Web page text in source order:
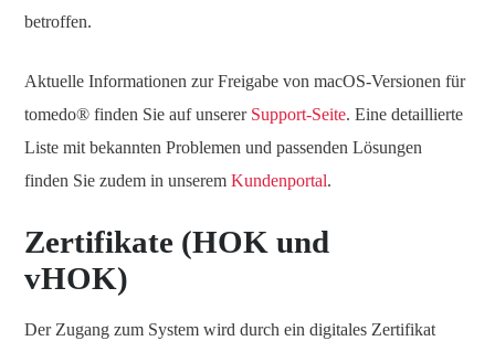
betroffen.
Aktuelle Informationen zur Freigabe von macOS-Versionen für
tomedo® finden Sie auf unserer Support-Seite. Eine detaillierte
Liste mit bekannten Problemen und passenden Lösungen
finden Sie zudem in unserem Kundenportal.
Zertifikate (HOK und
vHOK)
Der Zugang zum System wird durch ein digitales Zertifikat